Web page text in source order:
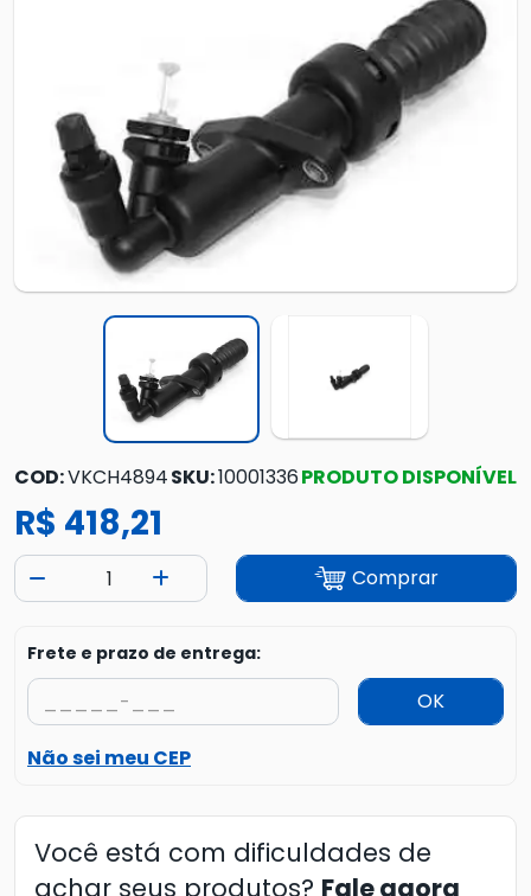
COD:VKCH4894SKU:10001336PRODUTO DISPONÍVEL
R$ 418,21
Comprar
Frete e prazo de entrega:
OK
Não sei meu CEP
Você está com dificuldades de
achar seus produtos? Fale agora